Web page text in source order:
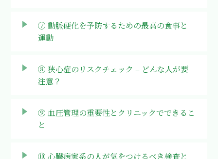
⑦ 動脈硬化を予防するための最高の食事と
運動
⑧ 狭心症のリスクチェック – どんな人が要
注意？
⑨ 血圧管理の重要性と クリニックでできるこ
と
⑩ 心臓病家系の人が気をつけるべき検査と